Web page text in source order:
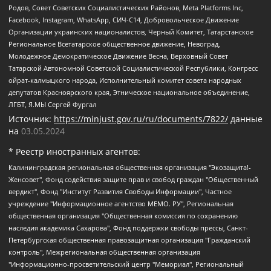
Родов, Совет Советских Социалистических Районов, Meta Platforms Inc,
Facebook, Instagram, WhatsApp, СИЧ-С14, Добровольческое Движение
Организации украинских националистов, Черный Комитет, Татарстанское
Региональное Всетатарское общественное движение, Невоград,
Молодежное Демократическое Движение Весна, Верховный Совет
Татарской Автономной Советской Социалистической Республики, Конгресс
ойрат-калмыцкого народа, Исполнительный комитет совета народных
депутатов Красноярского края, Этническое национальное объединение,
ЛГБТ, Я.МЫ Сергей Фургал
Источник: https://minjust.gov.ru/ru/documents/7822/ данные
на 03.05.2024
* Реестр иностранных агентов:
Калининградская региональная общественная организация "Экозащита!-Женсовет", Фонд содействия защите прав и свобод граждан "Общественный вердикт", Фонд "Институт Развития Свободы Информации", Частное учреждение "Информационное агентство МЕМО. РУ", Региональная общественная организация "Общественная комиссия по сохранению наследия академика Сахарова", Фонд поддержки свободы прессы, Санкт-Петербургская общественная правозащитная организация "Гражданский контроль", Межрегиональная общественная организация "Информационно-просветительский центр "Мемориал", Региональный Фонд "Центр Защиты Прав Средств Массовой Информации", с 05.12.2023 Фонд "Центр Защиты Прав Средств массовой информации", Региональная общественная благотворительная организация помощи беженцам и мигрантам "Гражданское содействие", Негосударственное образовательное учреждение дополнительного профессионального образования (повышение квалификации) специалистов "АКАДЕМИЯ ПО ПРАВАМ ЧЕЛОВЕКА", Свердловская региональная общественная организация "Сутяжник", Автономная некоммерческая организация "Центр независимых социологических исследований", Союз общественных объединений "Российский исследовательский центр по правам человека", Региональное общественное учреждение научно-информационный центр "МЕМОРИАЛ", Некоммерческая организация "Фонд защиты гласности", Автономная некоммерческая организация "Институт прав человека", Городская общественная организация "Екатеринбургское общество "МЕМОРИАЛ", Городская общественная организация "Рязанское историко-просветительское и правозащитное общество "Мемориал" (Рязанский Мемориал), Челябинский региональный орган общественной самодеятельности – женское общественное объединение "Женщины Евразии", Челябинский региональный орган общественной самодеятельности "Уральская правозащитная группа", Фонд содействия защите здоровья и социальной справедливости имени Андрея Рылькова, Автономная Некоммерческая Организация "Аналитический Центр Юрия Левады", Автономная некоммерческая организация социальной поддержки населения "Проект Апрель", Региональная общественная организация помощи женщинам и детям, находящимся в кризисной ситуации "Информационно-методический центр "Анна", Фонд содействия развитию массовых коммуникаций и правовому просвещению "Так-так-Так", Фонд содействия устойчивому развитию "Серебряная тайга", Свердловский региональный общественный фонд социальных проектов "Новое время", "Idel.Реалии", Кавказ.Реалии, Крым.Реалии, Телеканал Настоящее Время, Татаро-башкирская служба Радио Свобода (Azatliq Radiosi), Радио Свободная Европа/Радио Свобода (PCE/PC), "Сибирь.Реалии", "Фактограф", Благотворительный фонд помощи осужденным и их семьям, Автономная некоммерческая организация "Институт глобализации и социальных движений", Фонд "В защиту прав заключенных", Частное учреждение "Центр поддержки и содействия развитию средств массовой информации", Пензенский региональный общественный благотворительный фонд "Гражданский союз", "Север.Реалии", Некоммерческая организация Фонд "Правовая инициатива", Общество с ограниченной ответственностью "Радио Свободная Европа/Радио Свобода", Чешское информационное агентство "MEDIUM-ORIENT", Красноярская региональная общественная организация "Мы против СПИДа", Камалягин Денис Николаевич, Маркелов Сергей Евгеньевич, Пономарев Лев Александрович, Савицкая Людмила Алексеевна, Автономная некоммерческая организация "Центр по работе с проблемой насилия "НАСИЛИЮ.НЕТ", Межрегиональный профессиональный союз работников здравоохранения "Альянс врачей", Юридическое лицо, зарегистрированное в Латвийской Республике, SIA "Medusa Project" (регистрационный номер 40103797863, дата регистрации 10.06.2014), Некоммерческая организация "Фонд по борьбе с коррупцией", Автономная некоммерческая организация "Институт права и публичной политики", Баданин Роман Сергеевич, Гликин Максим Александрович, Железнова Мария Михайловна, Лукьянова Юлия Сергеевна, Маетная Елизавета Витальевна, Маняхин Петр Борисович, Чуракова Ольга Владимировна, Ярош Юлия Петровна, Юридическое лицо "The Insider SIA", зарегистрированное в Риге, Латвийская Республика (дата регистрации 26.06.2015), являющееся администратором доменного имени интернет-издания "The Insider SIA", https://theins.ru, Постернак Алексей Евгеньевич, Рубин Михаил Аркадьевич, Анин Роман Александрович, Юридическое лицо Istories fonds, зарегистрированное в Латвийской Республике (регистрационный номер 50008295751, дата регистрации 24.02.2020), Великовский Дмитрий Александрович, Долинина Ирина Николаевна, Мароховская Алеся Алексеевна, Шлейнов Роман Юрьевич, Шмагун Олеся Валентиновна, Общество с ограниченной ответственностью "Альтаир 2021", Общество с ограниченной ответственностью "Вега 2021", Общество с ограниченной ответственностью "Главный редактор 2021", Общество с ограниченной ответственностью "Ромашки монолит", Важенков Артем Валерьевич, Ивановская областная общественная организация "Центр гендерных исследований", Гурман Юрий Альбертович, Медиапроект "ОВД-Инфо", Егоров Владимир Владимирович, Жилинский Владимир Александрович, Общество с ограниченной ответственностью "ЗП", Иванова София Юрьевна, Карезина Инна Павловна, Кильтау Екатерина Викторовна, Петров Алексей Викторович, Пискунов Сергей Евгеньевич, Смирнов Сергей Сергеевич, Тихонов Михаил Сергеевич, Общество с ограниченной ответственностью "ЖУРНАЛИСТ-ИНОСТРАННЫЙ АГЕНТ", Арапова Галина Юрьевна, Вольтская Татьяна Анатольевна, Американская компания "Mason G.E.S. Anonymous Foundation" (США), являющаяся владельцем интернет-издания https://mnews.world/, Компания "Stichting Bellingcat", зарегистрированная в Нидерландах (дата регистрации 11.07.2018), Захаров Андрей Вячеславович, Клепиковская Екатерина Дмитриевна, Общество с ограниченной ответственностью "МЕМО", Перл Роман Александрович, Симонов Евгений Алексеевич, Соловьева Елена Анатольевна, Сотников Даниил Владимирович, Сурначева Елизавета Дмитриевна, Автономная некоммерческая организация по защите прав человека и информированию населения "Якутия – Наше Мнение", Общество с ограниченной ответственностью "Москоу диджитал медиа", с 26.01.2023 Общество с ограниченной ответственностью "Чайка Белые сады", Ветошкина Валерия Валерьевна, Заговора Максим Александрович, Межрегиональное общественное движение "Российская ЛГБТ - сеть", Оленичев Максим Владимирович, Павлов Иван Юрьевич, Скворцова Елена Сергеевна, Общество с ограниченной ответственностью "Как бы инагент", Кочетков Игорь Викторович, Общество с ограниченной ответственностью "Честные выборы", Еланчик Олег Александрович, Общество с ограниченной ответственностью "Нобелевский призыв", Гималова Регина Эмилевна, Григорьев Андрей Валерьевич, Григорьева Алина Александровна, Ассоциация по содействию защите прав призывников, альтернативнослужащих и военнослужащих "Правозащитная группа "Гражданин.Армия.Право", Хисамова Регина Фаритовна, Автономная некоммерческая организация по реализации социально-правовых программ "Лилит", Дальневосточное общественное движение "Маяк", Санкт-Петербургская ЛГБТ-инициативная группа "Выход", Инициативная группа ЛГБТ+ "Реверс", Алексеев Андрей Викторович, Бекбулатова Таисия Львовна, Беляев Иван Михайлович, Владыкина Елена Сергеевна, Гельман Марат Александрович, Никульшина Вероника Юрьевна, Толоконникова Надежда Андреевна, Шендерович Виктор Анатольевич, Общество с ограниченной ответственностью "Данное сообщение", Общество с ограниченной ответственностью Издательский дом "Новая глава", Айнбиндер Александра Александровна, Московский комьюнити-центр для ЛГБТ+инициатив, Благотворительный фонд развития филантропии, Deutsche Welle (Германия, Kurt-Schumacher-Strasse 3, 53113 Bonn), Борзунова Мария Михайловна, Воробьев Виктор Викторович, Голубева Анна Львовна, Константинова Алла Михайловна, Малкова Ирина Владимировна, Мурадов Мурад Абдулгалимович, Осетинская Елизавета Николаевна, Понасенков Евгений Николаевич, Ганапольский Матвей Юрьевич, Киселев Евгений Алексеевич, Борухович Ирина Григорьевна, Дремин Иван Тимофеевич, Дубровский Дмитрий Викторович, Красноярская региональная общественная организация поддержки и развития альтернативных образовательных технологий и межкультурных коммуникаций "ИНТЕРРА", Маяковская Екатерина Алексеевна, Фейгин Марк Захарович, Филимонов Андрей Викторович, Дзугкоева Регина Николаевна, Доброхотов Роман Александрович, Дудь Юрий Александрович, Елкин Сергей Владимирович, Кругликов Кирилл Игоревич, Сабунаева Мария Леонидовна, Семенов Алексей Владимирович, Шаинян Карен Багратович, Шульман Екатерина Михайловна, Асафьев Артур Валерьевич, Вахштайн Виктор Семенович, Венедиктов Алексей Алексеевич, Лушникова Екатерина Евгеньевна, Волков Леонид Михайлович, Невзоров Александр Глебович, Пархоменко Сергей Борисович, Сироткин Ярослав Николаевич, Кара-Мурза Владимир Владимирович, Баранова Наталья Владимировна, Гозман Леонид Яковлевич, Кагарлицкий Борис Юльевич, Климарев Михаил Валерьевич, Милов Владимир Станиславович, Автономная некоммерческая организация Краснодарский центр современного искусства "Типография", Моргенштерн Алишер Тагирович, Соболь Любовь Эдуардовна, Общество с ограниченной ответственностью "ЛИЗА НОРМ", Каспаров Гарри Кимович, Ходорковский Михаил Борисович, Общество с ограниченной ответственностью "Апрельские тезисы", Данилович Ирина Брониславовна, Кашин Олег Владимирович, Петров Николай Владимирович, Пивоваров Алексей Владимирович, Соколов Михаил Владимирович, Цветкова Юлия Владимировна, Чичваркин Евгений Александрович, Комитет против пыток/Команда против пыток, Общество с ограниченной ответственностью "Первый научный", Общество с ограниченной ответственностью "Вертолет и ко", Белоцерковская Вероника Борисовна, Кац Максим Евгеньевич, Лазарева Татьяна Юрьевна, Шаведдинов Руслан Табризович, Яшин Илья Валерьевич, Общество с ограниченной ответственностью "Иноагент ААВ", Алешковский Дмитрий Петрович, Альбац Евгения Марковна, Быков Дмитрий Львович, Галямина Юлия Евгеньевна, Лойко Сергей Леонидович, Мартынов Кирилл Константинович, Медведев Сергей Александрович, Крашенинников Федор Геннадиевич, Гордеева Катерина Вл